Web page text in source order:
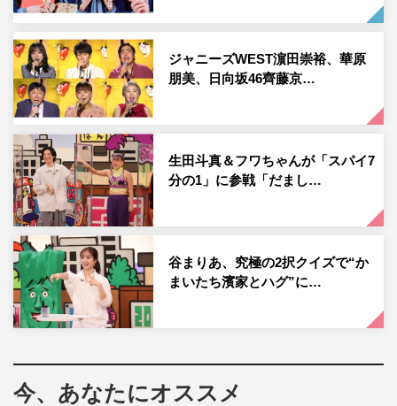
『火曜は全力！華大さんと千鳥くん』ダイアン ©カンテレ
「テレビ番組の中でこの番組が一番好き」と言う齊藤に、
津田が「6人の中で誰が一番好きですか？」と質問する
と、「山内さんが好き」という答えが返ってきて、全員驚
ん！」と濱家にツッコまれるほど、本気で照れて何も言え
なくなってしまう山内の珍しい姿は必見。
ジャニーズWEST濵田崇裕、華原
朋美、日向坂46齊藤京…
生田斗真＆フワちゃんが「スパイ7
分の1」に参戦「だまし…
谷まりあ、究極の2択クイズで“か
まいたち濱家とハグ”に…
今、あなたにオススメ